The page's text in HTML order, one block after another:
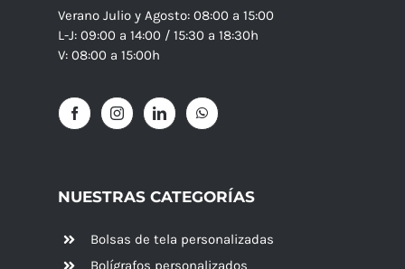
Verano Julio y Agosto: 08:00 a 15:00
L-J: 09:00 a 14:00 / 15:30 a 18:30h
V: 08:00 a 15:00h
NUESTRAS CATEGORÍAS
Bolsas de tela personalizadas
Bolígrafos personalizados